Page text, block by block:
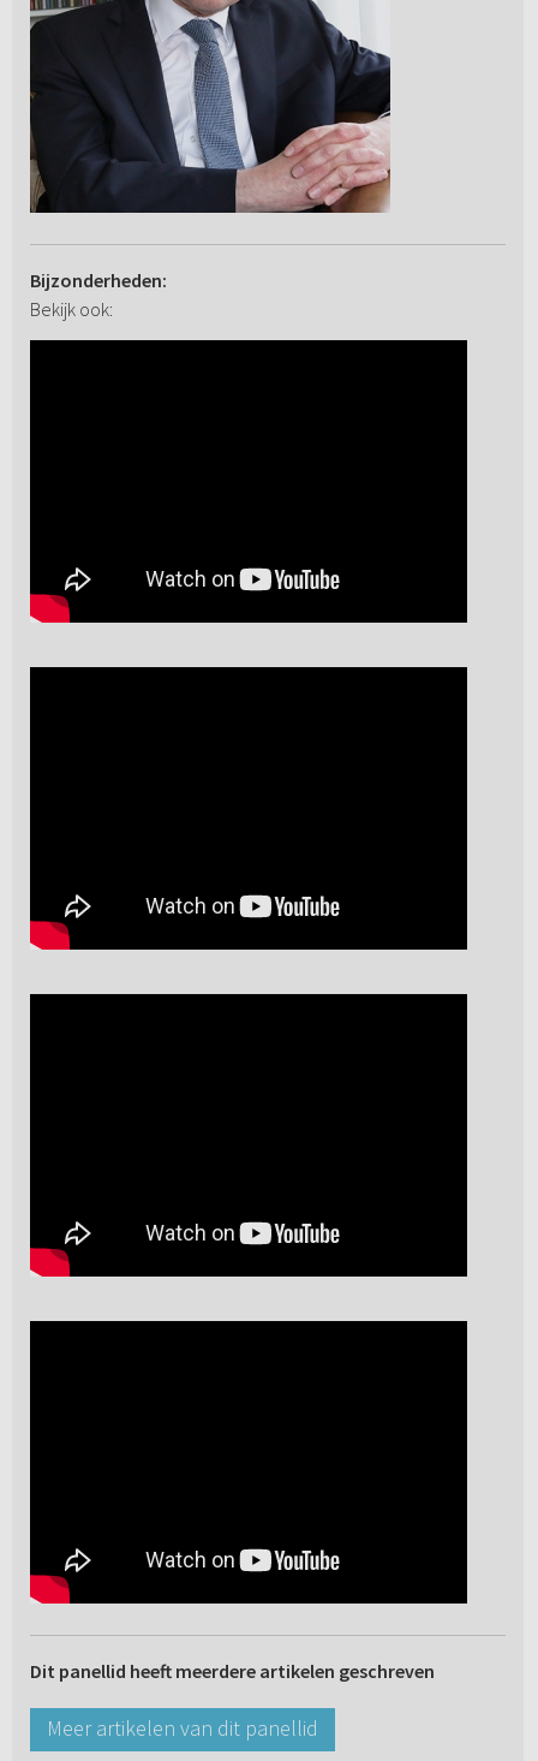
Bijzonderheden:
Bekijk ook:
Dit panellid heeft meerdere artikelen geschreven
Meer artikelen van dit panellid